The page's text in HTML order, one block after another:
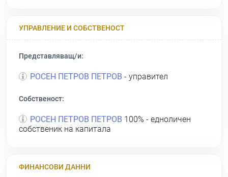
УПРАВЛЕНИЕ И СОБСТВЕНОСТ
Представляващ/и:
РОСЕН ПЕТРОВ ПЕТРОВ - управител
Собственост:
РОСЕН ПЕТРОВ ПЕТРОВ 100% - едноличен
собственик на капитала
ФИНАНСОВИ ДАННИ